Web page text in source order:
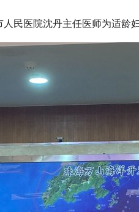
民医院沈丹主任医师为适龄